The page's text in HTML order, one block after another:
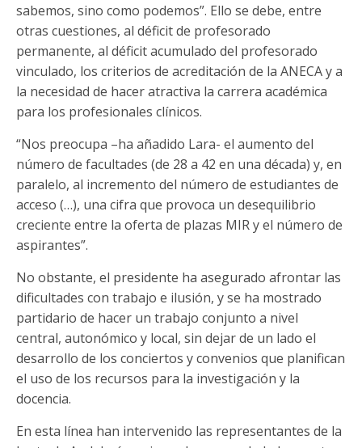
sabemos, sino como podemos”. Ello se debe, entre
otras cuestiones, al déficit de profesorado
permanente, al déficit acumulado del profesorado
vinculado, los criterios de acreditación de la ANECA y a
la necesidad de hacer atractiva la carrera académica
para los profesionales clínicos.
“Nos preocupa –ha añadido Lara- el aumento del
número de facultades (de 28 a 42 en una década) y, en
paralelo, al incremento del número de estudiantes de
acceso (…), una cifra que provoca un desequilibrio
creciente entre la oferta de plazas MIR y el número de
aspirantes”.
No obstante, el presidente ha asegurado afrontar las
dificultades con trabajo e ilusión, y se ha mostrado
partidario de hacer un trabajo conjunto a nivel
central, autonómico y local, sin dejar de un lado el
desarrollo de los conciertos y convenios que planifican
el uso de los recursos para la investigación y la
docencia.
En esta línea han intervenido las representantes de la